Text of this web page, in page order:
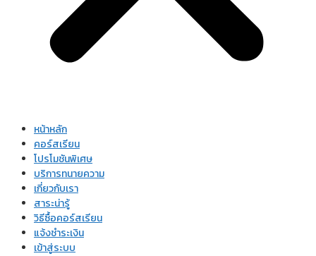
หน้าหลัก
คอร์สเรียน
โปรโมชันพิเศษ
บริการทนายความ
เกี่ยวกับเรา
สาระน่ารู้
วิธีซื้อคอร์สเรียน
แจ้งชำระเงิน
เข้าสู่ระบบ